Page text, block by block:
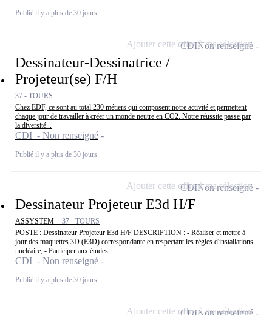
Publié il y a plus de 30 jours
Dessinateur-Dessinatrice /
Projeteur(se) F/H
37 - TOURS
Chez EDF, ce sont au total 230 métiers qui composent notre activité et permettent
chaque jour de travailler à créer un monde neutre en CO2. Notre réussite passe par
la diversité...
CDI - Non renseigné
Publié il y a plus de 30 jours
CDINon renseigné
Ajouter cette offre à ma sélection
Dessinateur Projeteur E3d H/F
ASSYSTEM - 37 - TOURS
POSTE : Dessinateur Projeteur E3d H/F DESCRIPTION : - Réaliser et mettre à
jour des maquettes 3D (E3D) correspondante en respectant les règles d'installations
nucléaire; - Participer aux études...
CDI - Non renseigné
Publié il y a plus de 30 jours
CDINon renseigné
Ajouter cette offre à ma sélection
Ajouter cette offre à ma sélection